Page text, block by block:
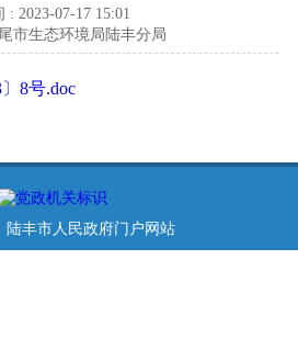
: 2023-07-17 15:01
市生态环境局陆丰分局
8号.doc
陆丰市人民政府门户网站